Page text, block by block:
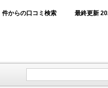
件からの口コミ検索 最終更新